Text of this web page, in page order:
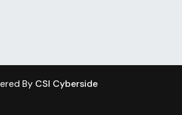
By CSI Cyberside